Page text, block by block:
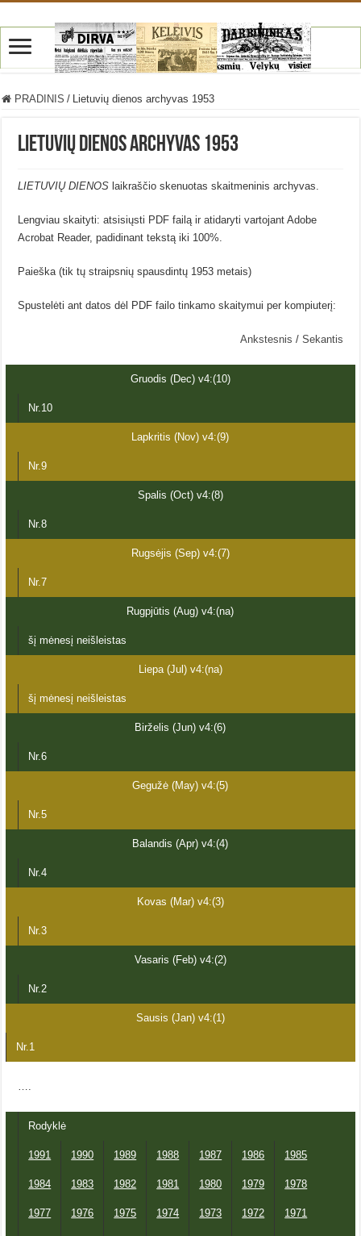
PRADINIS / Lietuvių dienos archyvas 1953
Lietuvių dienos archyvas 1953
LIETUVIŲ DIENOS laikraščio skenuotas skaitmeninis archyvas.
Lengviau skaityti: atsisiųsti PDF failą ir atidaryti vartojant Adobe
Acrobat Reader, padidinant tekstą iki 100%.
Paieška (tik tų straipsnių spausdintų 1953 metais)
Spustelėti ant datos dėl PDF failo tinkamo skaitymui per kompiuterį:
Ankstesnis / Sekantis
Gruodis (Dec) v4:(10)
Nr.10
Lapkritis (Nov) v4:(9)
Nr.9
Spalis (Oct) v4:(8)
Nr.8
Rugsėjis (Sep) v4:(7)
Nr.7
Rugpjūtis (Aug) v4:(na)
šį mėnesį neišleistas
Liepa (Jul) v4:(na)
šį mėnesį neišleistas
Birželis (Jun) v4:(6)
Nr.6
Gegužė (May) v4:(5)
Nr.5
Balandis (Apr) v4:(4)
Nr.4
Kovas (Mar) v4:(3)
Nr.3
Vasaris (Feb) v4:(2)
Nr.2
Sausis (Jan) v4:(1)
Nr.1
Rodyklė
1991 1990 1989 1988 1987 1986 1985
1984 1983 1982 1981 1980 1979 1978
1977 1976 1975 1974 1973 1972 1971